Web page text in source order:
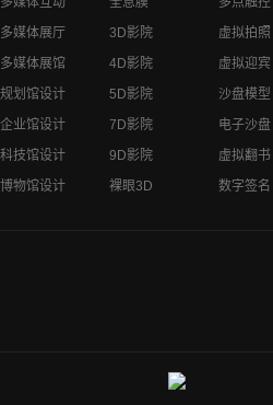
多媒体展厅
3D影院 虚拟拍照
多媒体展馆
4D影院 虚拟迎宾
规划馆设计
5D影院 沙盘模型
企业馆设计
7D影院 电子沙盘
科技馆设计
9D影院 虚拟翻书
博物馆设计
裸眼3D 数字签名